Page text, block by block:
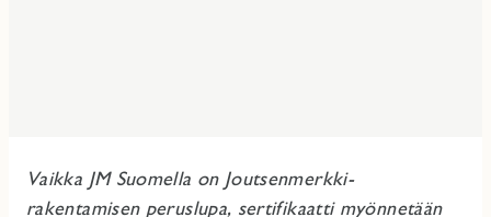
Vaikka JM Suomella on Joutsenmerkki-
rakentamisen peruslupa, sertifikaatti myönnetään